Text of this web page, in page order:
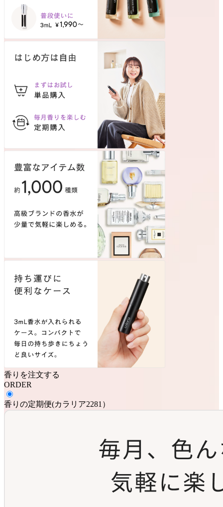
香りを注文する
ORDER
香りの定期便(カラリア2281 ）